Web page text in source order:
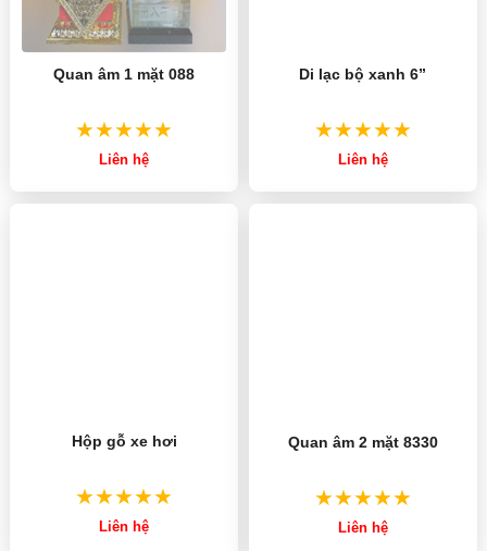
Quan âm 1 mặt 088
Liên hệ
Di lạc bộ xanh 6”
Liên hệ
Hộp gỗ xe hơi
Liên hệ
Quan âm 2 mặt 8330
Liên hệ